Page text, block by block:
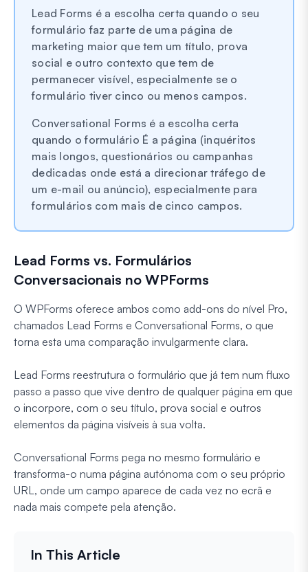
Lead Forms é a escolha certa quando o seu
formulário faz parte de uma página de
marketing maior que tem um título, prova
social e outro contexto que tem de
permanecer visível, especialmente se o
formulário tiver cinco ou menos campos.
Conversational Forms é a escolha certa
quando o formulário É a página (inquéritos
mais longos, questionários ou campanhas
dedicadas onde está a direcionar tráfego de
um e-mail ou anúncio), especialmente para
formulários com mais de cinco campos.
Lead Forms vs. Formulários
Conversacionais no WPForms
O WPForms oferece ambos como add-ons do nível Pro,
chamados Lead Forms e Conversational Forms, o que
torna esta uma comparação invulgarmente clara.
Lead Forms reestrutura o formulário que já tem num fluxo
passo a passo que vive dentro de qualquer página em que
o incorpore, com o seu título, prova social e outros
elementos da página visíveis à sua volta.
Conversational Forms pega no mesmo formulário e
transforma-o numa página autónoma com o seu próprio
URL, onde um campo aparece de cada vez no ecrã e
nada mais compete pela atenção.